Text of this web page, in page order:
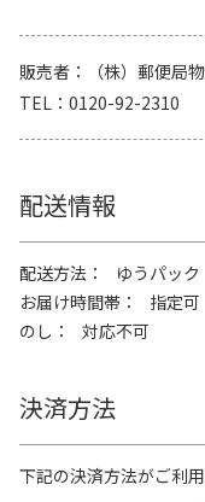
販売者
（株）郵便局
TEL
0120-92-2310
配送情報
配送方法
ゆうパック
お届け時間帯
指定可
のし
対応不可
決済方法
下記の決済方法がご利用